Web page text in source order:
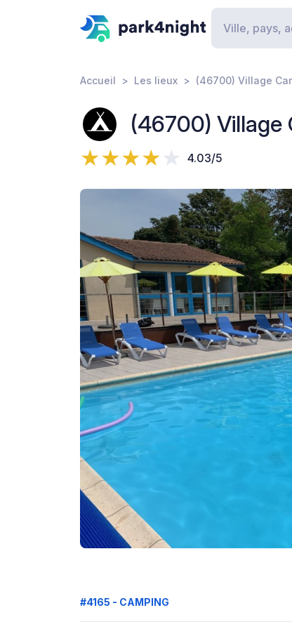
Accueil Les lieux (46700) Village
(46700) Village
4.03/5
#4165 - CAMPING